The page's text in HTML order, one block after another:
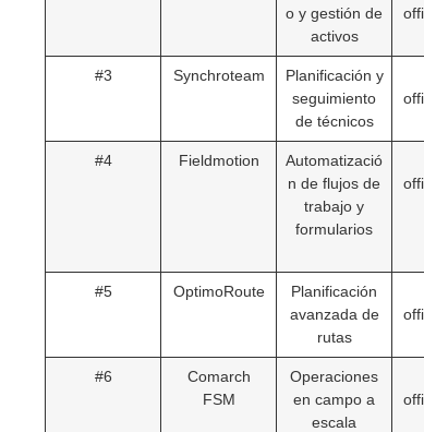
o y gestión de
activos
#3 Synchroteam
Planificación y
seguimiento
de técnicos
#4 Fieldmotion
Automatizació
n de flujos de
trabajo y
formularios
#5 OptimoRoute
Planificación
avanzada de
rutas
#6
Comarch
FSM
Operaciones
en campo a
escala